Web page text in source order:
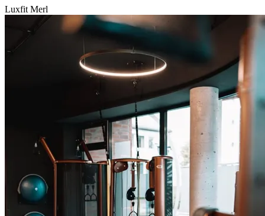
Luxfit Merl